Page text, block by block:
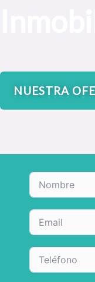
NUESTRA